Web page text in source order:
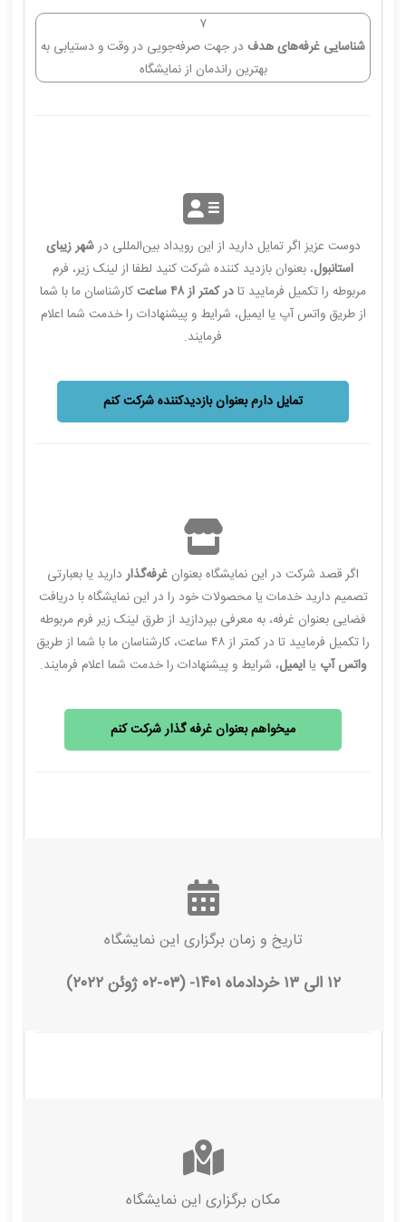
۷
شناسایی غرفه‌های هدف در جهت صرفه‌جویی در وقت و دستیابی به
بهترین راندمان از نمایشگاه
دوست عزیز اگر تمایل دارید از این رویداد بین‌المللی درشهر زیبای
استانبول، بعنوان بازدید کننده شرکت کنید لطفا از لینک زیر، فرم
مربوطه را تکمیل فرمایید تادر کمتر از ۴۸ ساعت
کارشناسان ما با شما
از طریق واتس آپ یا ایمیل، شرایط و پیشنهادات را خدمت شما اعلام
فرمایند.
تمایل دارم بعنوان بازدیدکننده شرکت کنم
اگر قصد شرکت در این نمایشگاه بعنوان غرفه‌گذاردارید یا بعبارتی
تصمیم دارید خدمات یا محصولات خود را در این نمایشگاه با دریافت
فضایی بعنوان غرفه، به معرفی بپردازید از طرق لینک زیر فرم مربوطه
را تکمیل فرمایید تا در کمتر از ۴۸ ساعت، کارشناسان ما با شما از طریق
واتس آپ یاایمیل، شرایط و پیشنهادات را خدمت شما اعلام فرمایند.
میخواهم بعنوان غرفه گذار شرکت کنم
تاریخ و زمان برگزاری این نمایشگاه
۱۲ الی ۱۳ خردادماه ۱۴۰۱- (۰۳-۰۲ ژوئن ۲۰۲۲)
مکان برگزاری این نمایشگاه